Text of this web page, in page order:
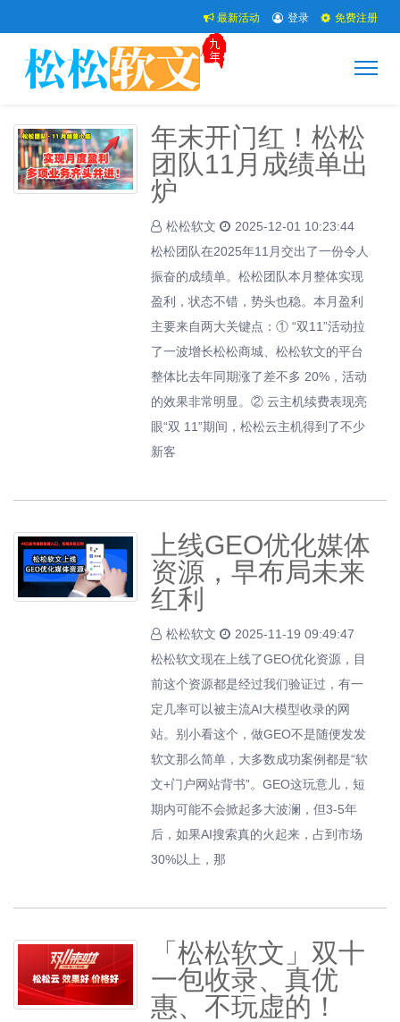
最新活动 登录 免费注册
年末开门红！松松
团队11月成绩单出
炉
松松软文
2025-12-01 10:23:44
松松团队在2025年11月交出了一份令人
振奋的成绩单。松松团队本月整体实现
盈利，状态不错，势头也稳。本月盈利
主要来自两大关键点：① “双11”活动拉
了一波增长松松商城、松松软文的平台
整体比去年同期涨了差不多 20%，活动
的效果非常明显。② 云主机续费表现亮
眼“双 11”期间，松松云主机得到了不少
新客
上线GEO优化媒体
资源，早布局未来
红利
松松软文
2025-11-19 09:49:47
松松软文现在上线了GEO优化资源，目
前这个资源都是经过我们验证过，有一
定几率可以被主流AI大模型收录的网
站。别小看这个，做GEO不是随便发发
软文那么简单，大多数成功案例都是“软
文+门户网站背书”。GEO这玩意儿，短
期内可能不会掀起多大波澜，但3-5年
后，如果AI搜索真的火起来，占到市场
30%以上，那
「松松软文」双十
一包收录、真优
惠、不玩虚的！